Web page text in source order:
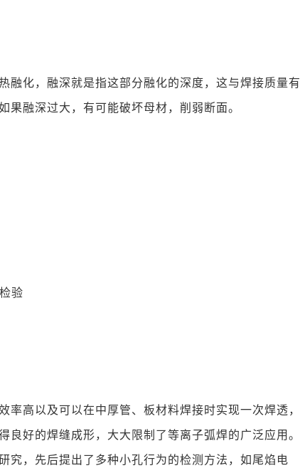
融化，融深就是指这部分融化的深度，这与焊接质量有
融深过大，有可能破坏母材，削弱断面。
验
高以及可以在中厚管、板材料焊接时实现一次焊透，
好的焊缝成形，大大限制了等离子弧焊的广泛应用。
究，先后提出了多种小孔行为的检测方法，如尾焰电